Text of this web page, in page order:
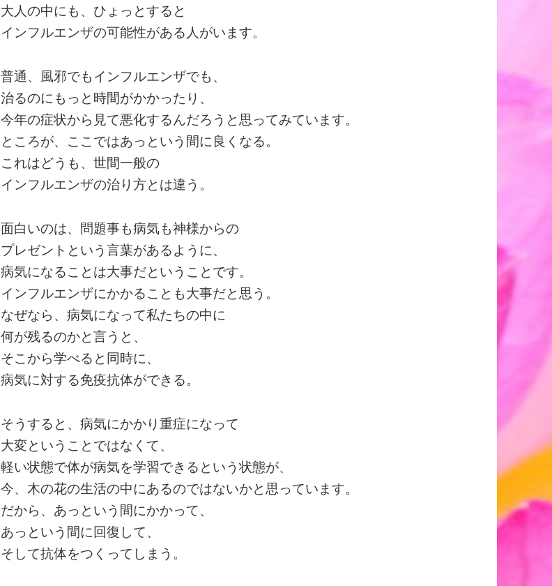
大人の中にも、ひょっとすると
インフルエンザの可能性がある人がいます。
普通、風邪でもインフルエンザでも、
治るのにもっと時間がかかったり、
今年の症状から見て悪化するんだろうと思ってみています。
ところが、ここではあっという間に良くなる。
これはどうも、世間一般の
インフルエンザの治り方とは違う。
面白いのは、問題事も病気も神様からの
プレゼントという言葉があるように、
病気になることは大事だということです。
インフルエンザにかかることも大事だと思う。
なぜなら、病気になって私たちの中に
何が残るのかと言うと、
そこから学べると同時に、
病気に対する免疫抗体ができる。
そうすると、病気にかかり重症になって
大変ということではなくて、
軽い状態で体が病気を学習できるという状態が、
今、木の花の生活の中にあるのではないかと思っています。
だから、あっという間にかかって、
あっという間に回復して、
そして抗体をつくってしまう。